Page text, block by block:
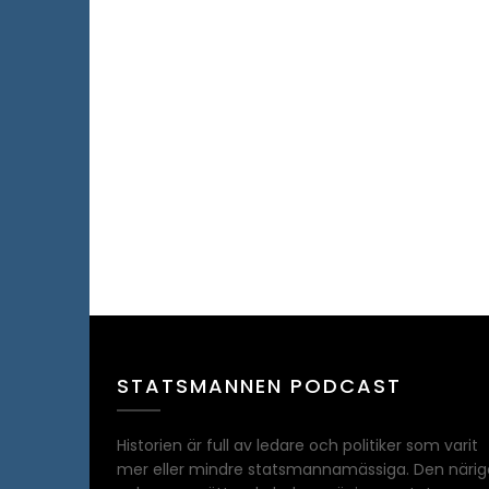
STATSMANNEN PODCAST
Historien är full av ledare och politiker som varit
mer eller mindre statsmannamässiga. Den